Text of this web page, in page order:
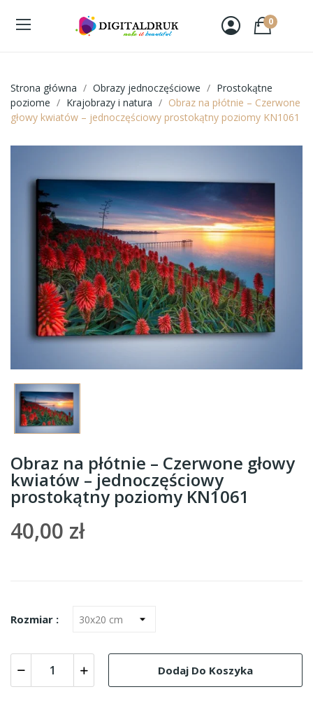
0
Strona główna Obrazy jednoczęściowe
Prostokątne
poziome
Krajobrazy i natura
Obraz na płótnie – Czerwone
głowy kwiatów – jednoczęściowy prostokątny poziomy KN1061
Obraz na płótnie – Czerwone głowy
kwiatów – jednoczęściowy
prostokątny poziomy KN1061
40,00 zł
Rozmiar :
Dodaj Do Koszyka